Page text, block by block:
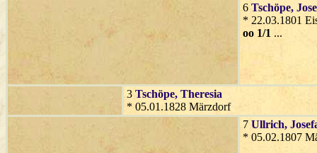
6 Tschöpe,
* 22.03.1801
oo 1/1 ...
3 Tschöpe, Theresia
* 05.01.1828 Märzdorf
7 Ullrich,
* 05.02.1807